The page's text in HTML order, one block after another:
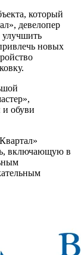
который
девелопер
улучшить
новых
обуви
включающую в